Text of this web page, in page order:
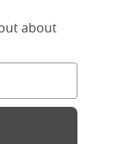
about